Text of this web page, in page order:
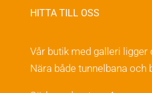
HITTA TILL OSS
Vår butik med galleri ligger
Nära både tunnelbana och